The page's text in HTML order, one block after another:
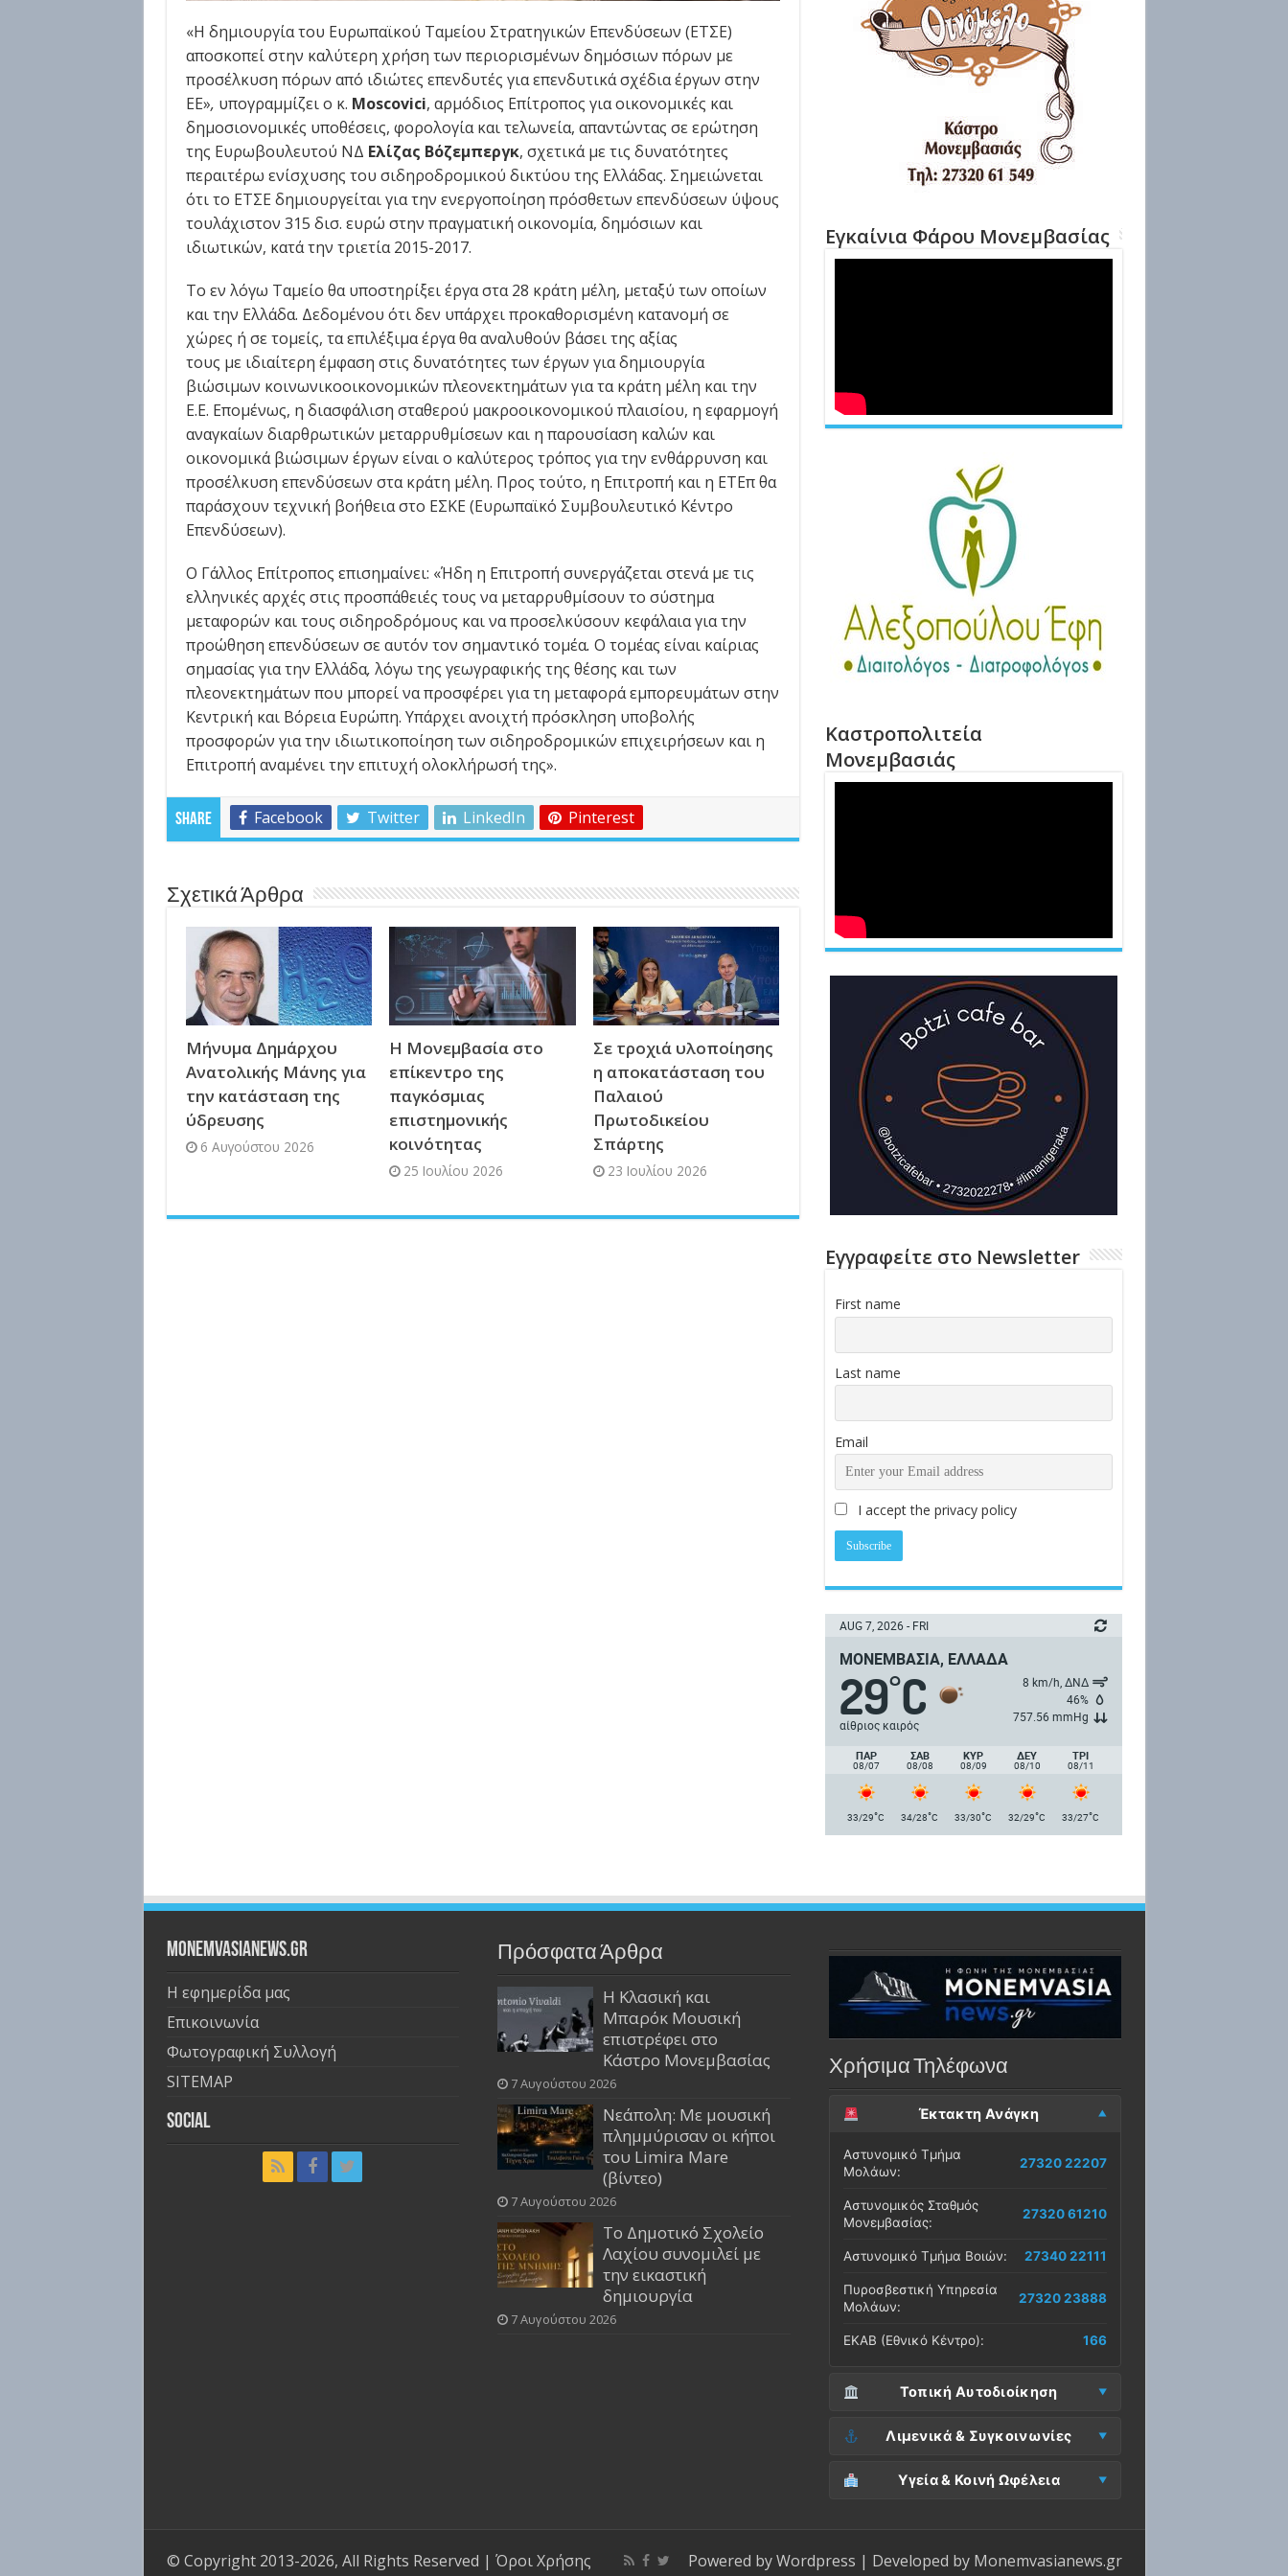
«Η δημιουργία του Ευρωπαϊκού Ταμείου Στρατηγικών Επενδύσεων (ΕΤΣΕ)
αποσκοπεί στην καλύτερη χρήση των περιορισμένων δημόσιων πόρων με
προσέλκυση πόρων από ιδιώτες επενδυτές για επενδυτικά σχέδια έργων στην
ΕΕ», υπογραμμίζει ο κ. Moscovici, αρμόδιος Επίτροπος για οικονομικές και
δημοσιονομικές υποθέσεις, φορολογία και τελωνεία, απαντώντας σε ερώτηση
της Ευρωβουλευτού ΝΔ Ελίζας Βόζεμπεργκ, σχετικά με τις δυνατότητες
περαιτέρω ενίσχυσης του σιδηροδρομικού δικτύου της Ελλάδας. Σημειώνεται
ότι το ΕΤΣΕ δημιουργείται για την ενεργοποίηση πρόσθετων επενδύσεων ύψους
τουλάχιστον 315 δισ. ευρώ στην πραγματική οικονομία, δημόσιων και
ιδιωτικών, κατά την τριετία 2015-2017.
Το εν λόγω Ταμείο θα υποστηρίξει έργα στα 28 κράτη μέλη, μεταξύ των οποίων
και την Ελλάδα. Δεδομένου ότι δεν υπάρχει προκαθορισμένη κατανομή σε
χώρες ή σε τομείς, τα επιλέξιμα έργα θα αναλυθούν βάσει της αξίας
τους με ιδιαίτερη έμφαση στις δυνατότητες των έργων για δημιουργία
βιώσιμων κοινωνικοοικονομικών πλεονεκτημάτων για τα κράτη μέλη και την
Ε.Ε. Επομένως, η διασφάλιση σταθερού μακροοικονομικού πλαισίου, η εφαρμογή
αναγκαίων διαρθρωτικών μεταρρυθμίσεων και η παρουσίαση καλών και
οικονομικά βιώσιμων έργων είναι ο καλύτερος τρόπος για την ενθάρρυνση και
προσέλκυση επενδύσεων στα κράτη μέλη. Προς τούτο, η Επιτροπή και η ΕΤΕπ θα
παράσχουν τεχνική βοήθεια στο ΕΣΚΕ (Ευρωπαϊκό Συμβουλευτικό Κέντρο
Επενδύσεων).
Ο Γάλλος Επίτροπος επισημαίνει: «Ήδη η Επιτροπή συνεργάζεται στενά με τις
ελληνικές αρχές στις προσπάθειές τους να μεταρρυθμίσουν το σύστημα
μεταφορών και τους σιδηροδρόμους και να προσελκύσουν κεφάλαια για την
προώθηση επενδύσεων σε αυτόν τον σημαντικό τομέα. Ο τομέας είναι καίριας
σημασίας για την Ελλάδα, λόγω της γεωγραφικής της θέσης και των
πλεονεκτημάτων που μπορεί να προσφέρει για τη μεταφορά εμπορευμάτων στην
Κεντρική και Βόρεια Ευρώπη. Υπάρχει ανοιχτή πρόσκληση υποβολής
προσφορών για την ιδιωτικοποίηση των σιδηροδρομικών επιχειρήσεων και η
Επιτροπή αναμένει την επιτυχή ολοκλήρωσή της».
Share Facebook Twitter LinkedIn Pinterest
Σχετικά Άρθρα
Μήνυμα Δημάρχου
Ανατολικής Μάνης για
την κατάσταση της
ύδρευσης
6 Αυγούστου 2026
Η Μονεμβασία στο
επίκεντρο της
παγκόσμιας
επιστημονικής
κοινότητας
25 Ιουλίου 2026
Σε τροχιά υλοποίησης
η αποκατάσταση του
Παλαιού
Πρωτοδικείου
Σπάρτης
23 Ιουλίου 2026
Εγκαίνια Φάρου Μονεμβασίας
Καστροπολιτεία
Μονεμβασιάς
Εγγραφείτε στο Newsletter
First name
Last name
Email
I accept the privacy policy
AUG 7, 2026 - FRI
ΜΟΝΕΜΒΑΣΙΆ, ΕΛΛΆΔΑ
29°C
αίθριος καιρός
8 km/h, ΔΝΔ
46%
757.56 mmHg
ΠΑΡ
08/07
ΣΑΒ
08/08
ΚΥΡ
08/09
ΔΕΥ
08/10
ΤΡΙ
08/11
33/29°C 34/28°C 33/30°C 32/29°C 33/27°C
Monemvasianews.gr
Η εφημερίδα μας
Επικοινωνία
Φωτογραφική Συλλογή
SITEMAP
Social
Πρόσφατα Άρθρα
Η Κλασική και
Μπαρόκ Μουσική
επιστρέφει στο
Κάστρο Μονεμβασίας
7 Αυγούστου 2026
Νεάπολη: Με μουσική
πλημμύρισαν οι κήποι
του Limira Mare
(βίντεο)
7 Αυγούστου 2026
Το Δημοτικό Σχολείο
Λαχίου συνομιλεί με
την εικαστική
δημιουργία
7 Αυγούστου 2026
Χρήσιμα Τηλέφωνα
Έκτακτη Ανάγκη
Αστυνομικό Τμήμα
Μολάων:
27320 22207
Αστυνομικός Σταθμός
Μονεμβασίας:
27320 61210
Αστυνομικό Τμήμα Βοιών: 27340 22111
Πυροσβεστική Υπηρεσία
Μολάων:
27320 23888
ΕΚΑΒ (Εθνικό Κέντρο): 166
Τοπική Αυτοδιοίκηση
Δήμος Μονεμβασίας
(Έδρα):
27323 60500
Δ.Ε. Μονεμβασίας
27323 60019
ΚΕΠ Μονεμβασίας: 27323 60031
Λιμενικά & Συγκοινωνίες
Λιμεναρχείο
Μονεμβασίας:
27320 61266
ΚΤΕΛ Λακωνίας (Σταθμός
Μολάων):
27320 22209
Υγεία & Κοινή Ωφέλεια
Powered byWordpress | Developed by Monemvasianews.gr
© Copyright 2013-2026, All Rights Reserved | Όροι Χρήσης